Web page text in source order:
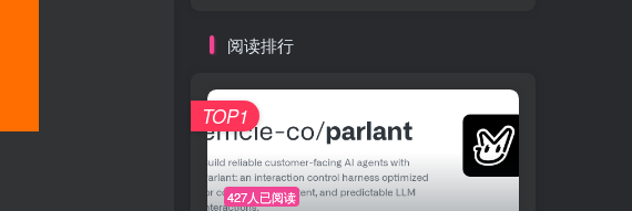
12.Self Unhelped
14.Back to basics: Why we chose long-polling over websockets
12.Self Unhelped
14.Back to basics: Why we chose long-polling over websockets
阅读排行
427人已阅读
TOP1